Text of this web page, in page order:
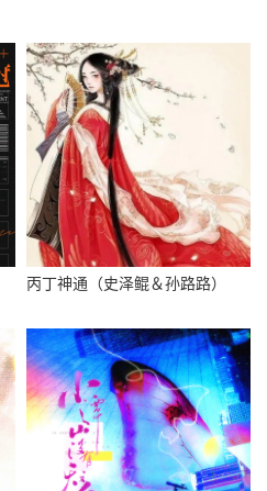
丙丁神通（史泽鲲＆孙路路）